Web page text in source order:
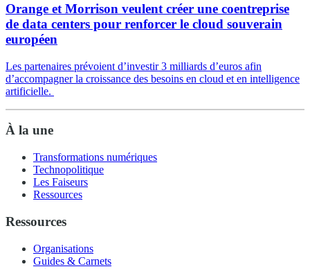
Orange et Morrison veulent créer une coentreprise
de data centers pour renforcer le cloud souverain
européen
Les partenaires prévoient d’investir 3 milliards d’euros afin
d’accompagner la croissance des besoins en cloud et en intelligence
artificielle.
À la une
Transformations numériques
Technopolitique
Les Faiseurs
Ressources
Ressources
Organisations
Guides & Carnets